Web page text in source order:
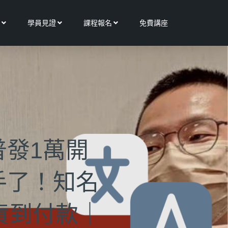
Open 更多服務
學員見證Open 學員見證
課程報名 Open 課程報名
免費講座
1萬開
了！知名
到付款｜